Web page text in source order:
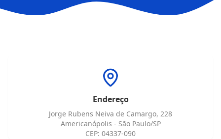
Endereço
Jorge Rubens Neiva de Camargo, 228
Americanópolis - São Paulo/SP
CEP: 04337-090